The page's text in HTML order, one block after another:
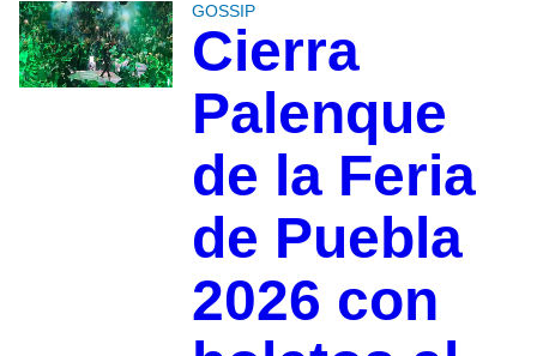
GOSSIP
Cierra
Palenque
de la Feria
de Puebla
2026 con